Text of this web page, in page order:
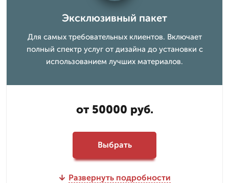
Эксклюзивный пакет
Для самых требовательных клиентов. Включает
полный спектр услуг от дизайна до установки с
использованием лучших материалов.
от 50000 руб.
Выбрать
Развернуть подробности